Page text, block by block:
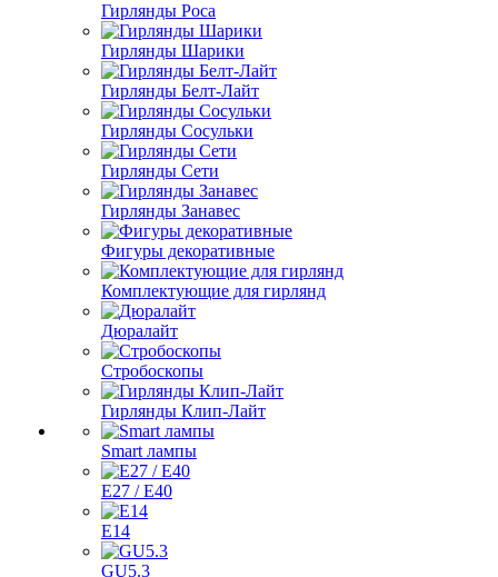
Гирлянды Роса
Гирлянды Шарики
Гирлянды Белт-Лайт
Гирлянды Сосульки
Гирлянды Сети
Гирлянды Занавес
Фигуры декоративные
Комплектующие для гирлянд
Дюралайт
Стробоскопы
Гирлянды Клип-Лайт
Smart лампы
E27 / E40
E14
GU5.3